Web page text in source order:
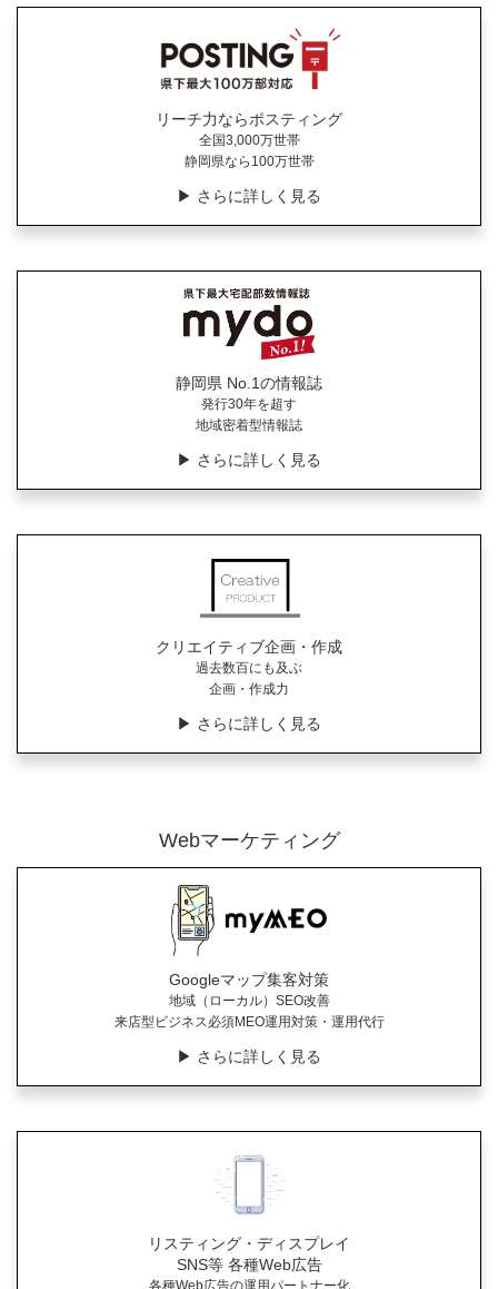
リーチ力ならポスティング
全国3,000万世帯
静岡県なら100万世帯
▶︎ さらに詳しく見る
静岡県 No.1の情報誌
発行30年を超す
地域密着型情報誌
▶︎ さらに詳しく見る
クリエイティブ企画・作成
過去数百にも及ぶ
企画・作成力
▶︎ さらに詳しく見る
Webマーケティング
Googleマップ集客対策
地域（ローカル）SEO改善
来店型ビジネス必須MEO運用対策・運用代行
▶︎ さらに詳しく見る
リスティング・ディスプレイ
SNS等 各種Web広告
各種Web広告の運用パートナー化